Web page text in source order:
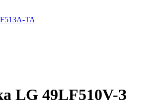
TA
LG 49LF510V-З